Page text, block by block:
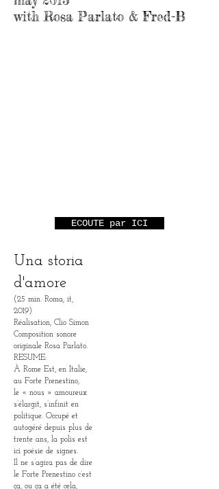
with Rosa Parlato & Fred-B
ECOUTE par ICI
Una storia
d'amore
(25 min. Roma, it,
2019)
Réalisation, Clio Simon
Composition sonore
originale Rosa Parlato.
RESUME:
À Rome Est, en Italie,
au Forte Prenestino,
le « nous » amoureux
s’élargit, s’infinit en
politique. Occupé et
autogéré depuis plus de
trente ans, la polis est
ici poésie de signes.
Il ne s’agira pas de dire
le Forte Prenestino c’est
ça, ou ça a été cela,